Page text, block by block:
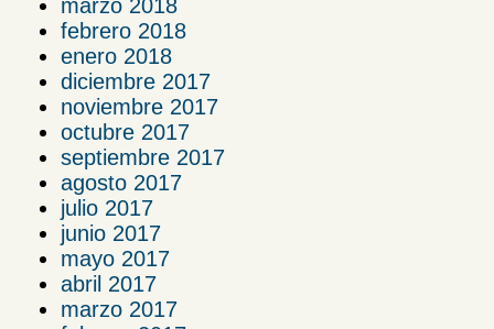
marzo 2018
febrero 2018
enero 2018
diciembre 2017
noviembre 2017
octubre 2017
septiembre 2017
agosto 2017
julio 2017
junio 2017
mayo 2017
abril 2017
marzo 2017